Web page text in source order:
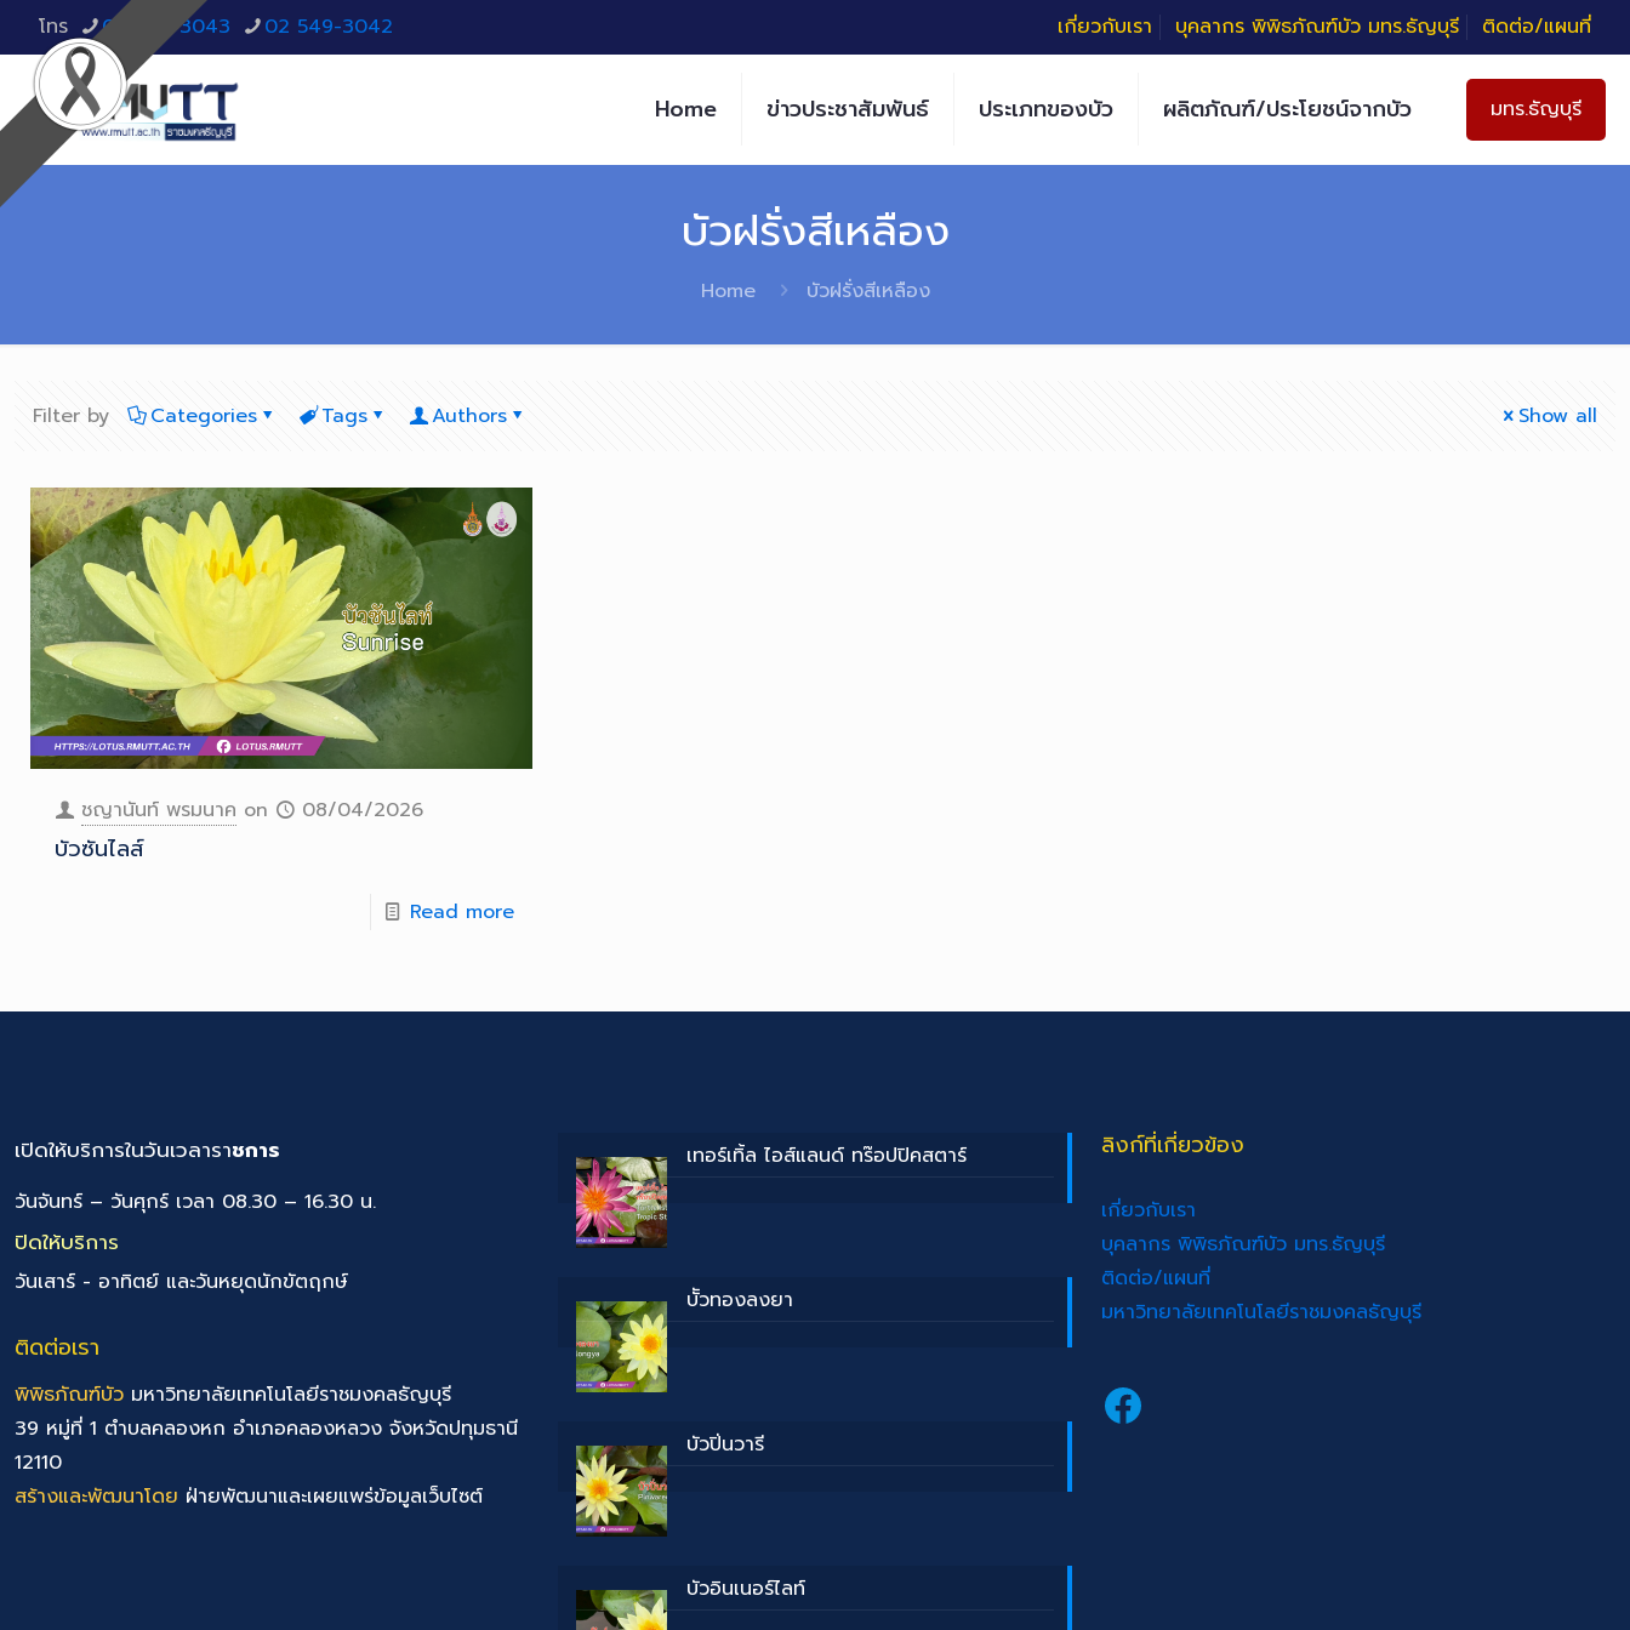
โทร 02 549-3043 02 549-3042 เกี่ยวกับเรา บุคลากร พิพิธภัณฑ์บัว มทร.ธัญบุรี ติดต่อ/แผนที่
Home ข่าวประชาสัมพันธ์ ประเภทของบัว ผลิตภัณฑ์/ประโยชน์จากบัว มทร.ธัญบุรี
บัวฝรั่งสีเหลือง
Home บัวฝรั่งสีเหลือง
Filter by Categories Tags Authors Show all
ชญานันท์ พรมนาค on 08/04/2026
บัวซันไลส์
Read more
เปิดให้บริการในวันเวลาราชการ
วันจันทร์ – วันศุกร์ เวลา 08.30 – 16.30 น.
ปิดให้บริการ
วันเสาร์ - อาทิตย์ และวันหยุดนักขัตฤกษ์
ติดต่อเรา
พิพิธภัณฑ์บัว มหาวิทยาลัยเทคโนโลยีราชมงคลธัญบุรี
39 หมู่ที่ 1 ตำบลคลองหก อำเภอคลองหลวง จังหวัดปทุมธานี
12110
สร้างและพัฒนาโดย ฝ่ายพัฒนาและเผยแพร่ข้อมูลเว็บไซต์
เทอร์เทิ้ล ไอส์แลนด์ ทร๊อปปิคสตาร์
บััวทองลงยา
บัวปิ่นวารี
บัวอินเนอร์ไลท์
ลิงก์ที่เกี่ยวข้อง
เกี่ยวกับเรา
บุคลากร พิพิธภัณฑ์บัว มทร.ธัญบุรี
ติดต่อ/แผนที่
มหาวิทยาลัยเทคโนโลยีราชมงคลธัญบุรี
Facebook